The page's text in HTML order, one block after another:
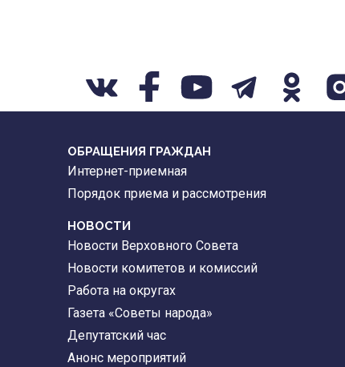
ОБРАЩЕНИЯ ГРАЖДАН
Интернет-приемная
Порядок приема и рассмотрения
НОВОСТИ
Новости Верховного Совета
Новости комитетов и комиссий
Работа на округах
Газета «Советы народа»
Депутатский час
Анонс мероприятий